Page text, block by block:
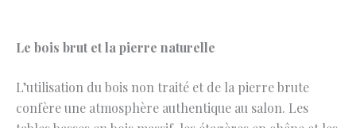
Le bois brut et la pierre naturelle
L’utilisation du bois non traité et de la pierre brute
confère une atmosphère authentique au salon. Les